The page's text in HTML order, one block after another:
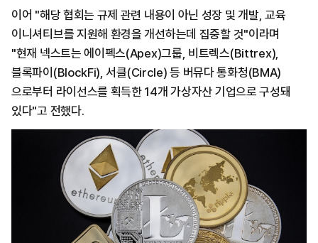
이어 "해당 협회는 규제 관련 내용이 아닌 성장 및 개발, 교육
이니셔티브를 지원해 환경을 개선하는데 집중할 것"이라며
"현재 넥스트는 에이펙스(Apex)그룹, 비트렉스(Bittrex),
블록파이(BlockFi), 서클(Circle) 등 버뮤다 통화청(BMA)
으로부터 라이선스를 획득한 14개 가상자산 기업으로 구성돼
있다"고 전했다.